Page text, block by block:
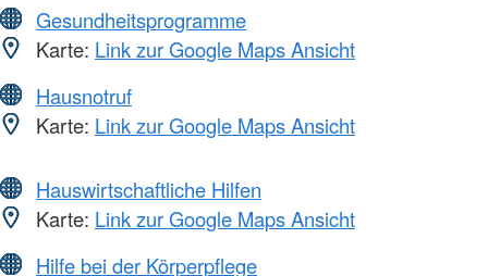
Gesundheitsprogramme
Karte: Link zur Google Maps Ansicht
Hausnotruf
Karte: Link zur Google Maps Ansicht
Hauswirtschaftliche Hilfen
Karte: Link zur Google Maps Ansicht
Hilfe bei der Körperpflege